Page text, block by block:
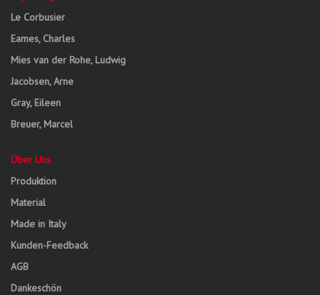
Le Corbusier
Eames, Charles
Mies van der Rohe, Ludwig
Jacobsen, Arne
Gray, Eileen
Breuer, Marcel
Über Uns
Produktion
Material
Made in Italy
Kunden-Feedback
AGB
Dankeschön